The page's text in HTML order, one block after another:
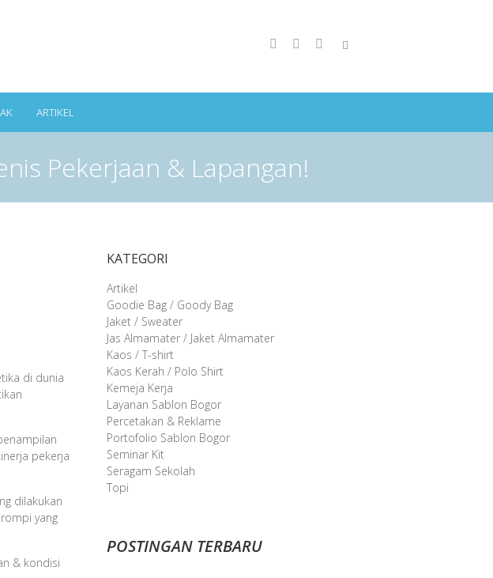
ARTIKEL
Pekerjaan & Lapangan!
di dunia
pekerja
dilakukan
yang
& kondisi
KATEGORI
Artikel
Goodie Bag / Goody Bag
Jaket / Sweater
Jas Almamater / Jaket Almamater
Kaos / T-shirt
Kaos Kerah / Polo Shirt
Kemeja Kerja
Layanan Sablon Bogor
Percetakan & Reklame
Portofolio Sablon Bogor
Seminar Kit
Seragam Sekolah
Topi
POSTINGAN TERBARU